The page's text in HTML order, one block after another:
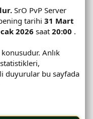
SrO PvP Server
tarihi 31 Mart
2026 saat 20:00 .
Anlık
duyurular bu sayfada